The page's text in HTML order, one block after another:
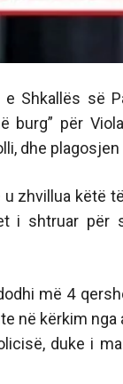
e Shkallës së
burg” për
dhe
zhvillua këtë
i shtruar për
më 4
në kërkim
duke i